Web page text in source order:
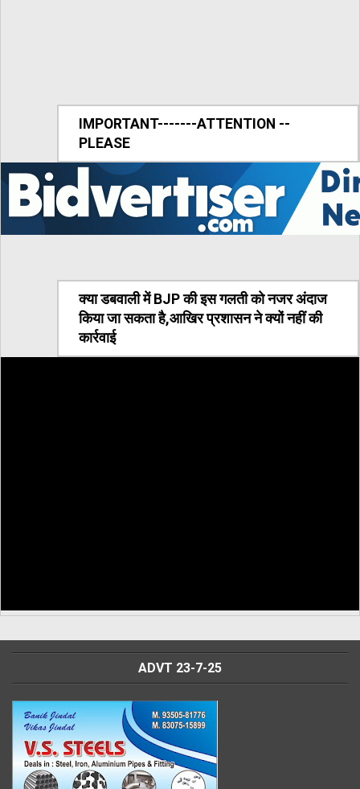
IMPORTANT-------ATTENTION --
PLEASE
क्या डबवाली में BJP की इस गलती को नजर अंदाज
किया जा सकता है,आखिर प्रशासन ने क्यों नहीं की
कार्रवाई
ADVT 23-7-25